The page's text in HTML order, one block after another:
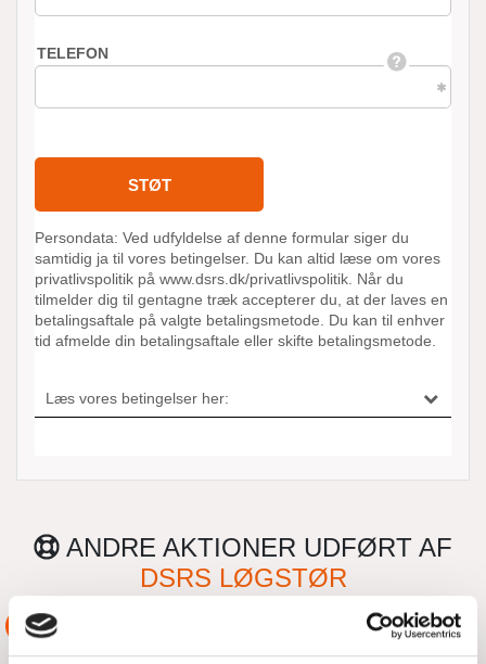
ANDRE AKTIONER UDFØRT AF
DSRS LØGSTØR
ASSISTANCE